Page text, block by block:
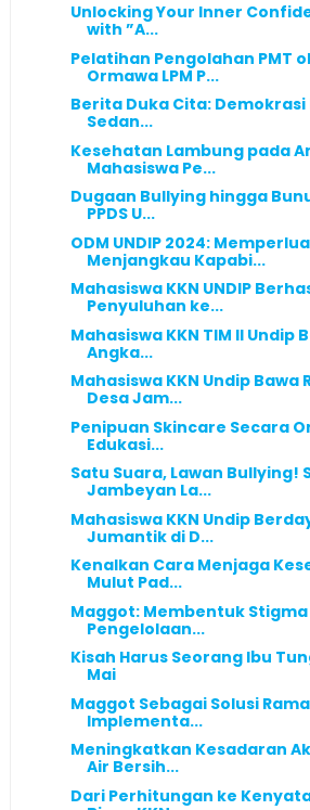
Unlocking Your Inner
with ”A...
Pelatihan Pengolahan PMT
Ormawa LPM P...
Berita Duka Cita:
Sedan...
Kesehatan Lambung pada
Mahasiswa Pe...
Dugaan Bullying hingga
PPDS U...
ODM UNDIP 2024:
Menjangkau Kapabi...
Mahasiswa KKN UNDIP
Penyuluhan ke...
Mahasiswa KKN TIM II Undip
Angka...
Mahasiswa KKN Undip Bawa
Desa Jam...
Penipuan Skincare Secara
Edukasi...
Satu Suara, Lawan Bullying!
Jambeyan La...
Mahasiswa KKN Undip
Jumantik di D...
Kenalkan Cara Menjaga
Mulut Pad...
Maggot: Membentuk
Pengelolaan...
Kisah Harus Seorang Ibu
Mai
Maggot Sebagai Solusi
Implementa...
Meningkatkan Kesadaran
Air Bersih...
Dari Perhitungan ke